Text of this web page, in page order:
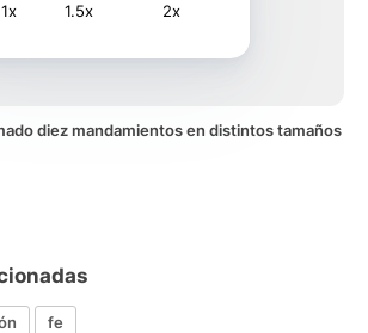
1x 1.5x 2x
diez mandamientos en distintos tamaños
fe